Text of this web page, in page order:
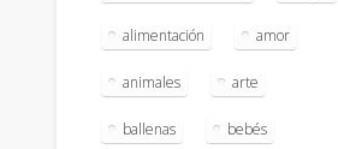
alimentación amor
animales arte
ballenas bebés